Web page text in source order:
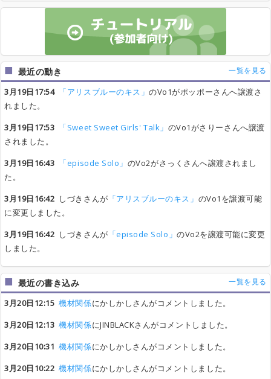
かしかし
この世界はすばらしい
0 わかば from BEST FRIENDS! あと4人
受付終了
Thrilling Dreaming
0 わか ふうり あと5人 受付終了
かしかし
この世界はすばらしい
0 わかば from BEST FRIENDS! あと4人
受付終了
Thrilling Dreaming
0 わか ふうり あと5人 受付終了
かしかし
この世界はすばらしい
0 わかば from BEST FRIENDS! あと4人
受付終了
Thrilling Dreaming
0 わか ふうり あと5人 受付終了
かしかし
この世界はすばらしい
0 わかば from BEST FRIENDS! あと4人
受付終了
Thrilling Dreaming
0 わか ふうり あと5人 受付終了
最近の動き 一覧を見る
3月19日17:54 「アリスブルーのキス」のVo1がポッポーさんへ譲渡さ
れました。
3月19日17:53
「Sweet Sweet Girls' Talk」 のVo1がさりーさんへ譲渡
されました。
3月19日16:43
「episode Solo」 のVo2がさっくさんへ譲渡されまし
た。
3月19日16:42 しづきさんが 「アリスブルーのキス」 のVo1を譲渡可能
に変更しました。
3月19日16:42 しづきさんが 「episode Solo」のVo2を譲渡可能に変更
しました。
最近の書き込み 一覧を見る
3月20日12:15 機材関係にかしかしさんがコメントしました。
3月20日12:13 機材関係にJINBLACKさんがコメントしました。
3月20日10:31 機材関係にかしかしさんがコメントしました。
3月20日10:22 機材関係にかしかしさんがコメントしました。